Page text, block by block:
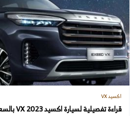
اكسيد VX
قراءة تفصيلية لسيارة اكسيد VX 2023 بالسعودية